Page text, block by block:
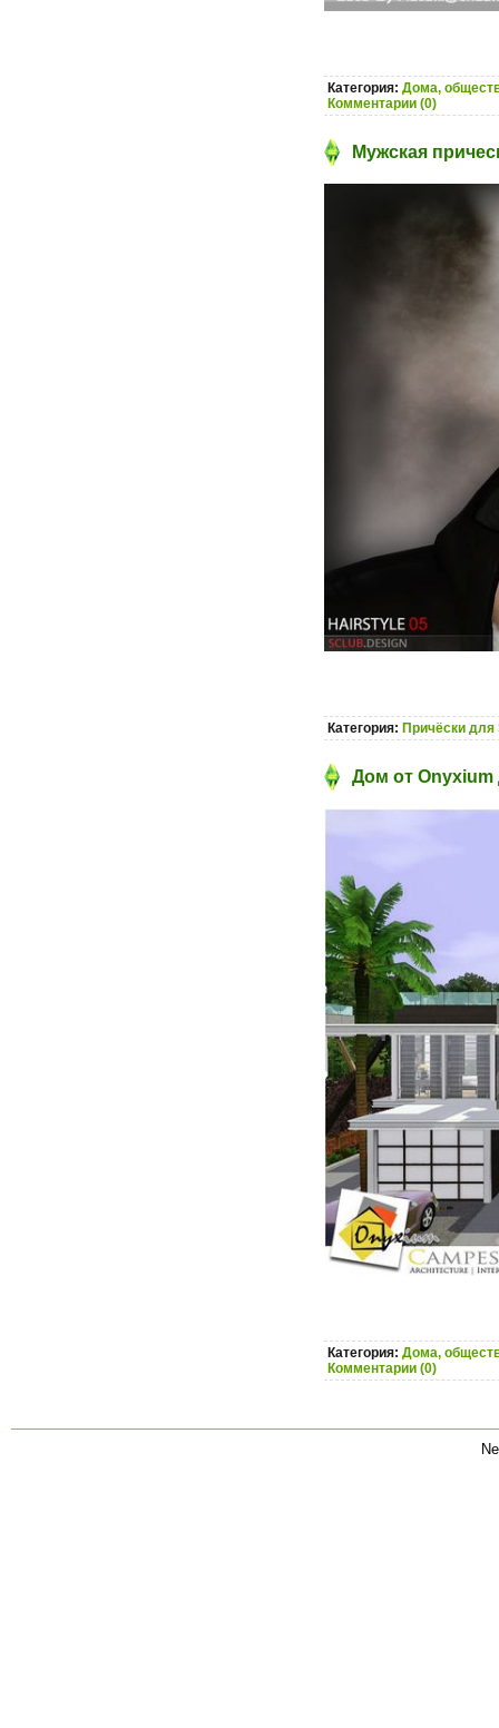
Категория: Дома,
Комментарии (0)
Мужская
Категория: Причёски для
Дом от Onyxium
Категория: Дома,
Комментарии (0)